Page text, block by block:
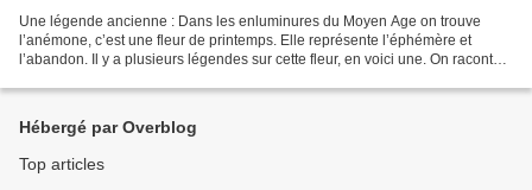
Une légende ancienne : Dans les enluminures du Moyen Age on trouve
l’anémone, c’est une fleur de printemps. Elle représente l’éphémère et
l’abandon. Il y a plusieurs légendes sur cette fleur, en voici une. On raconte
Hébergé par Overblog
Top articles